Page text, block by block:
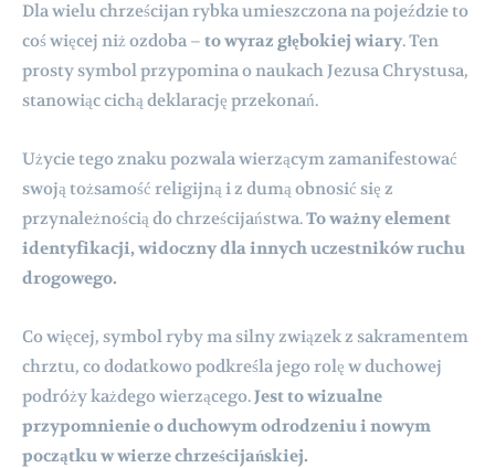
Dla wielu chrześcijan rybka umieszczona na pojeździe to
coś więcej niż ozdoba – to wyraz głębokiej wiary. Ten
prosty symbol przypomina o naukach Jezusa Chrystusa,
stanowiąc cichą deklarację przekonań.
Użycie tego znaku pozwala wierzącym zamanifestować
swoją tożsamość religijną i z dumą obnosić się z
przynależnością do chrześcijaństwa.To ważny element
identyfikacji, widoczny dla innych uczestników ruchu
drogowego.
Co więcej, symbol ryby ma silny związek z sakramentem
chrztu, co dodatkowo podkreśla jego rolę w duchowej
podróży każdego wierzącego.Jest to wizualne
przypomnienie o duchowym odrodzeniu i nowym
początku w wierze chrześcijańskiej.